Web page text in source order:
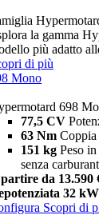
la gamma
più adatto
di più
Mono
698
77,5 CV
63 Nm Coppia
151 kg Peso
senza
da 13.590
32
Scopri di